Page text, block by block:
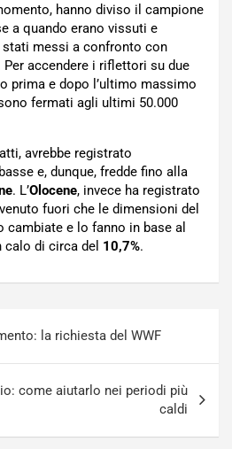
hanno diviso il campione
a quando erano vissuti e
messi a confronto con
accendere i riflettori su due
prima e dopo l’ultimo massimo
fermati agli ultimi 50.000
avrebbe registrato
e, dunque, fredde fino alla
. L’Olocene, invece ha registrato
fuori che le dimensioni del
cambiate e lo fanno in base al
di circa del 10,7%.
la richiesta del WWF
come aiutarlo nei periodi più
caldi